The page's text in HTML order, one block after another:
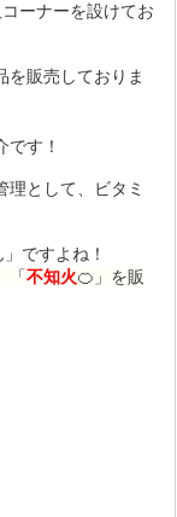
ーナーを設けてお
を販売しておりま
す！
理として、ビタミ
ですよね！
」「不知火🍊」を販